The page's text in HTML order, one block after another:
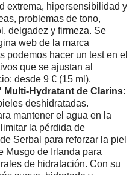
extrema, hipersensibilidad y
problemas de tono,
delgadez y firmeza. Se
web de la marca
podemos hacer un test en el
que se ajustan al
desde 9 € (15 ml).
Hydratant de Clarins:
deshidratadas.
mantener el agua en la
la pérdida de
Serbal para reforzar la piel
Musgo de Irlanda para
de hidratación. Con su